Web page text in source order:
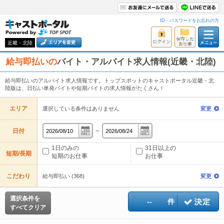
近畿・北陸
ID・パスワードをお忘れの方
給与即払いのバイト・アルバイト求人情報(近畿・北陸)
給与即払いのアルバイト求人情報です。トップスポットのキャストポータル近畿・北
陸版は、日払い単発バイトや短期バイトの求人情報がたくさん！
エリア 選択している条件はありません 変更
日付 ～
短期/長期
1日のみの
短期のお仕事
31日以上の
お仕事
こだわり 給与即払い (368) 変更
選択条件を
すべてクリア
-- 件